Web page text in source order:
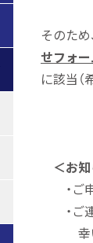
そのため
せフォー
に該当（
＜お知
・ご申
・ご連
幸い